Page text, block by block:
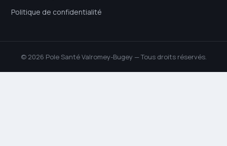
Politique de confidentialité
© 2026 Pole Santé Valromey-Bugey — Tous droits réservés.